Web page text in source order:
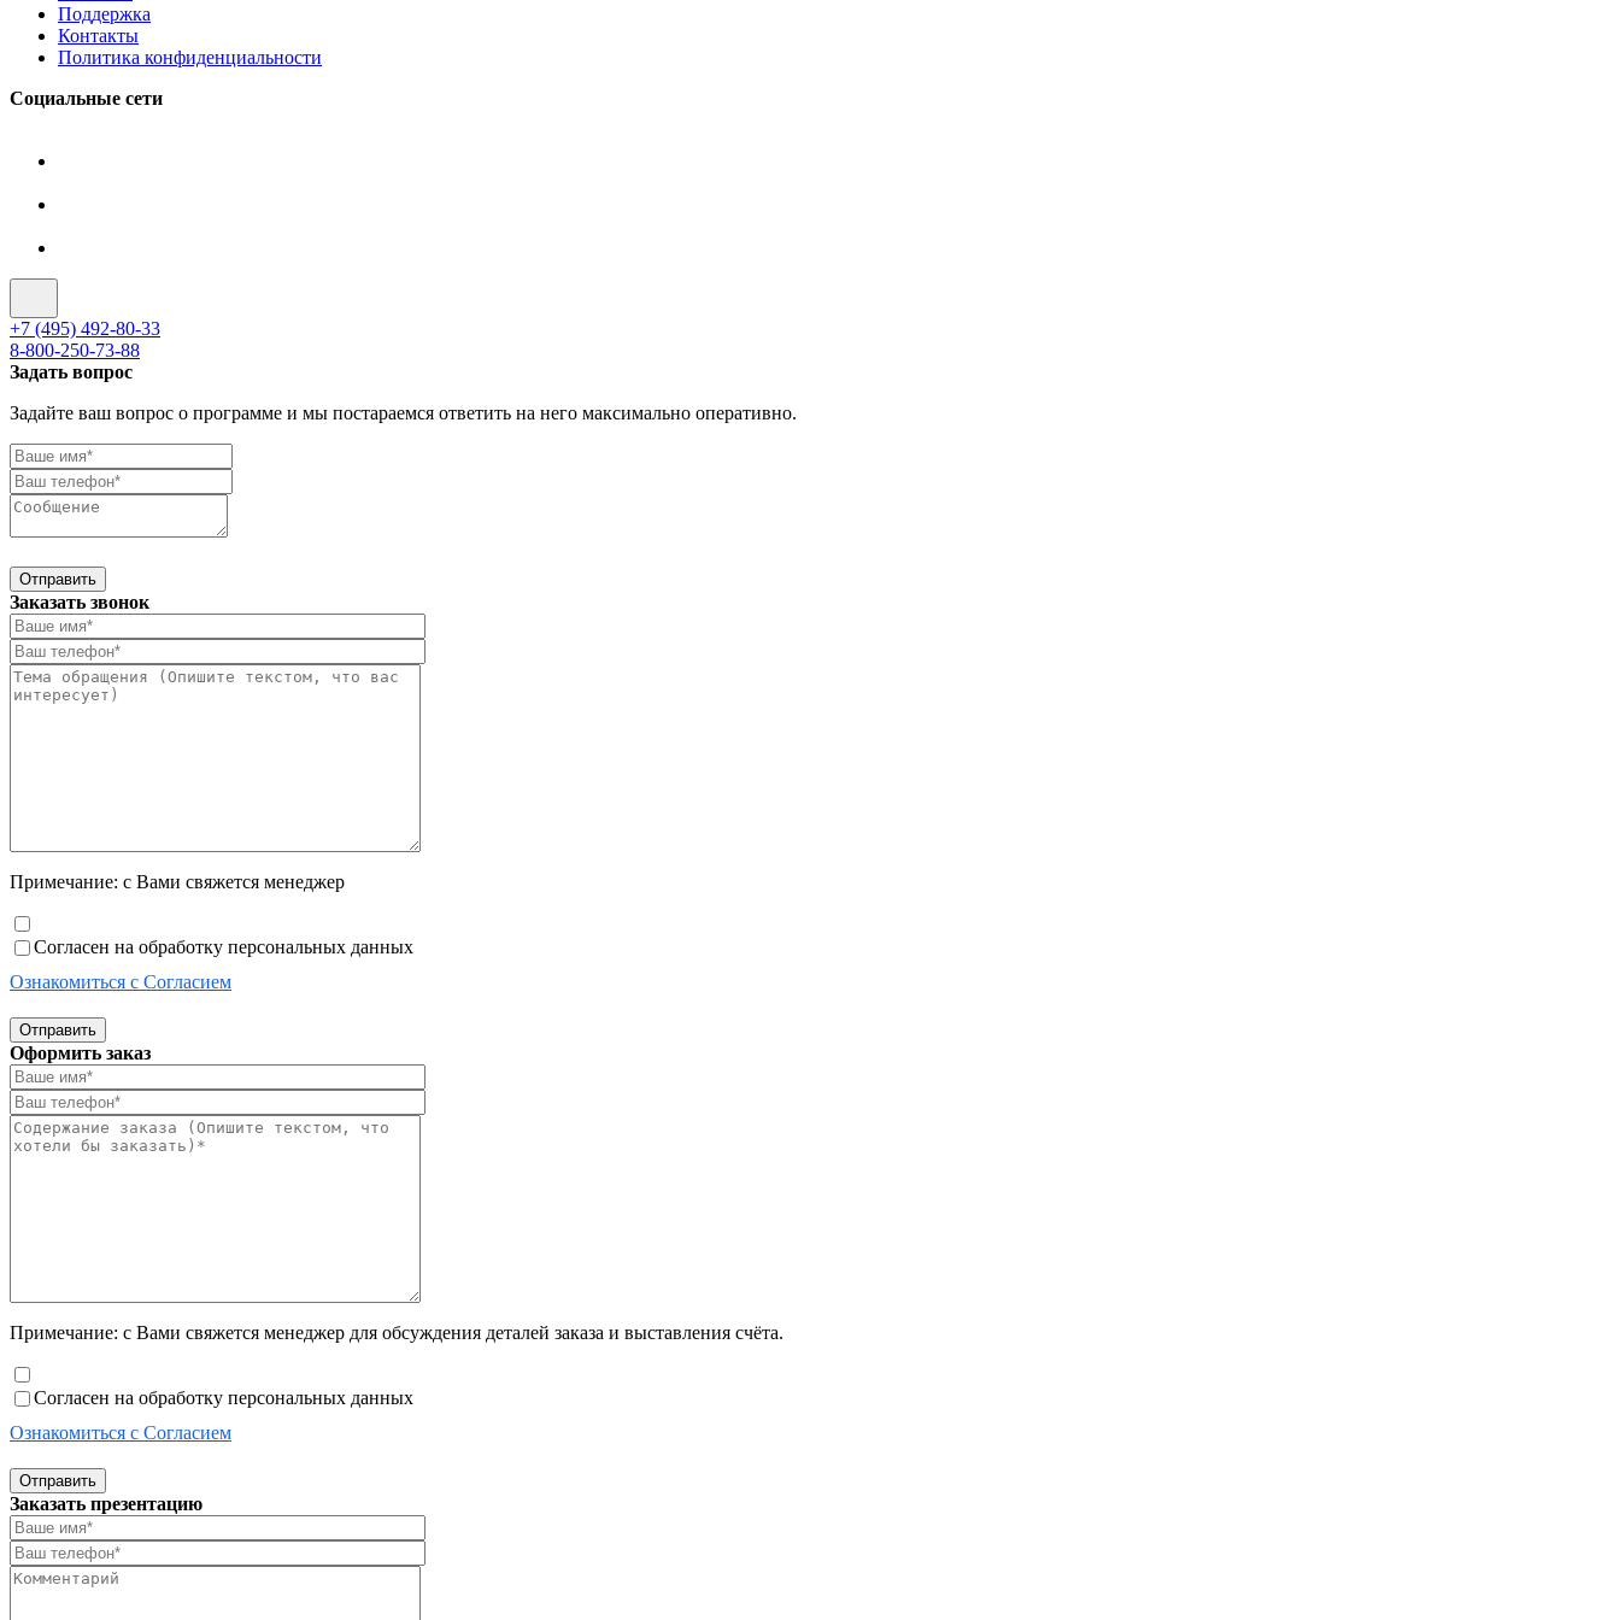
Поддержка
Контакты
Политика конфиденциальности
Социальные сети
+7 (495) 492-80-33
8-800-250-73-88
Задать вопрос
Задайте ваш вопрос о программе и мы постараемся ответить на него максимально оперативно.
Отправить
Заказать звонок
Примечание: с Вами свяжется менеджер
Согласен на обработку персональных данных
Ознакомиться с Согласием
Отправить
Оформить заказ
Примечание: с Вами свяжется менеджер для обсуждения деталей заказа и выставления счёта.
Согласен на обработку персональных данных
Ознакомиться с Согласием
Отправить
Заказать презентацию